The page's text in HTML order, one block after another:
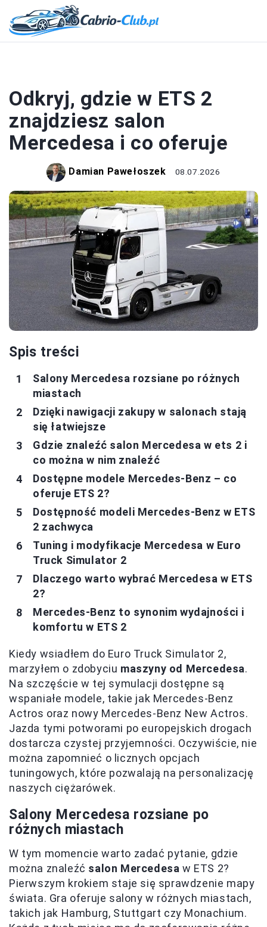
Odkryj, gdzie w ETS 2
znajdziesz salon
Mercedesa i co oferuje
Damian Pawełoszek 08.07.2026
Spis treści
Salony Mercedesa rozsiane po różnych
miastach
Dzięki nawigacji zakupy w salonach stają
się łatwiejsze
Gdzie znaleźć salon Mercedesa w ets 2 i
co można w nim znaleźć
Dostępne modele Mercedes-Benz – co
oferuje ETS 2?
Dostępność modeli Mercedes-Benz w ETS
2 zachwyca
Tuning i modyfikacje Mercedesa w Euro
Truck Simulator 2
Dlaczego warto wybrać Mercedesa w ETS
2?
Mercedes-Benz to synonim wydajności i
komfortu w ETS 2
Kiedy wsiadłem do Euro Truck Simulator 2,
marzyłem o zdobyciu maszyny od Mercedesa.
Na szczęście w tej symulacji dostępne są
wspaniałe modele, takie jak Mercedes-Benz
Actros oraz nowy Mercedes-Benz New Actros.
Jazda tymi potworami po europejskich drogach
dostarcza czystej przyjemności. Oczywiście, nie
można zapomnieć o licznych opcjach
tuningowych, które pozwalają na personalizację
naszych ciężarówek.
Salony Mercedesa rozsiane po
różnych miastach
W tym momencie warto zadać pytanie, gdzie
można znaleźć salon Mercedesa w ETS 2?
Pierwszym krokiem staje się sprawdzenie mapy
świata. Gra oferuje salony w różnych miastach,
takich jak Hamburg, Stuttgart czy Monachium.